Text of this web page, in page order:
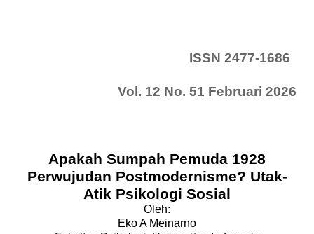
ISSN 2477-1686
Vol. 12 No. 51 Februari 2026
Apakah Sumpah Pemuda 1928
Perwujudan Postmodernisme? Utak-
Atik Psikologi Sosial
Oleh:
Eko A Meinarno